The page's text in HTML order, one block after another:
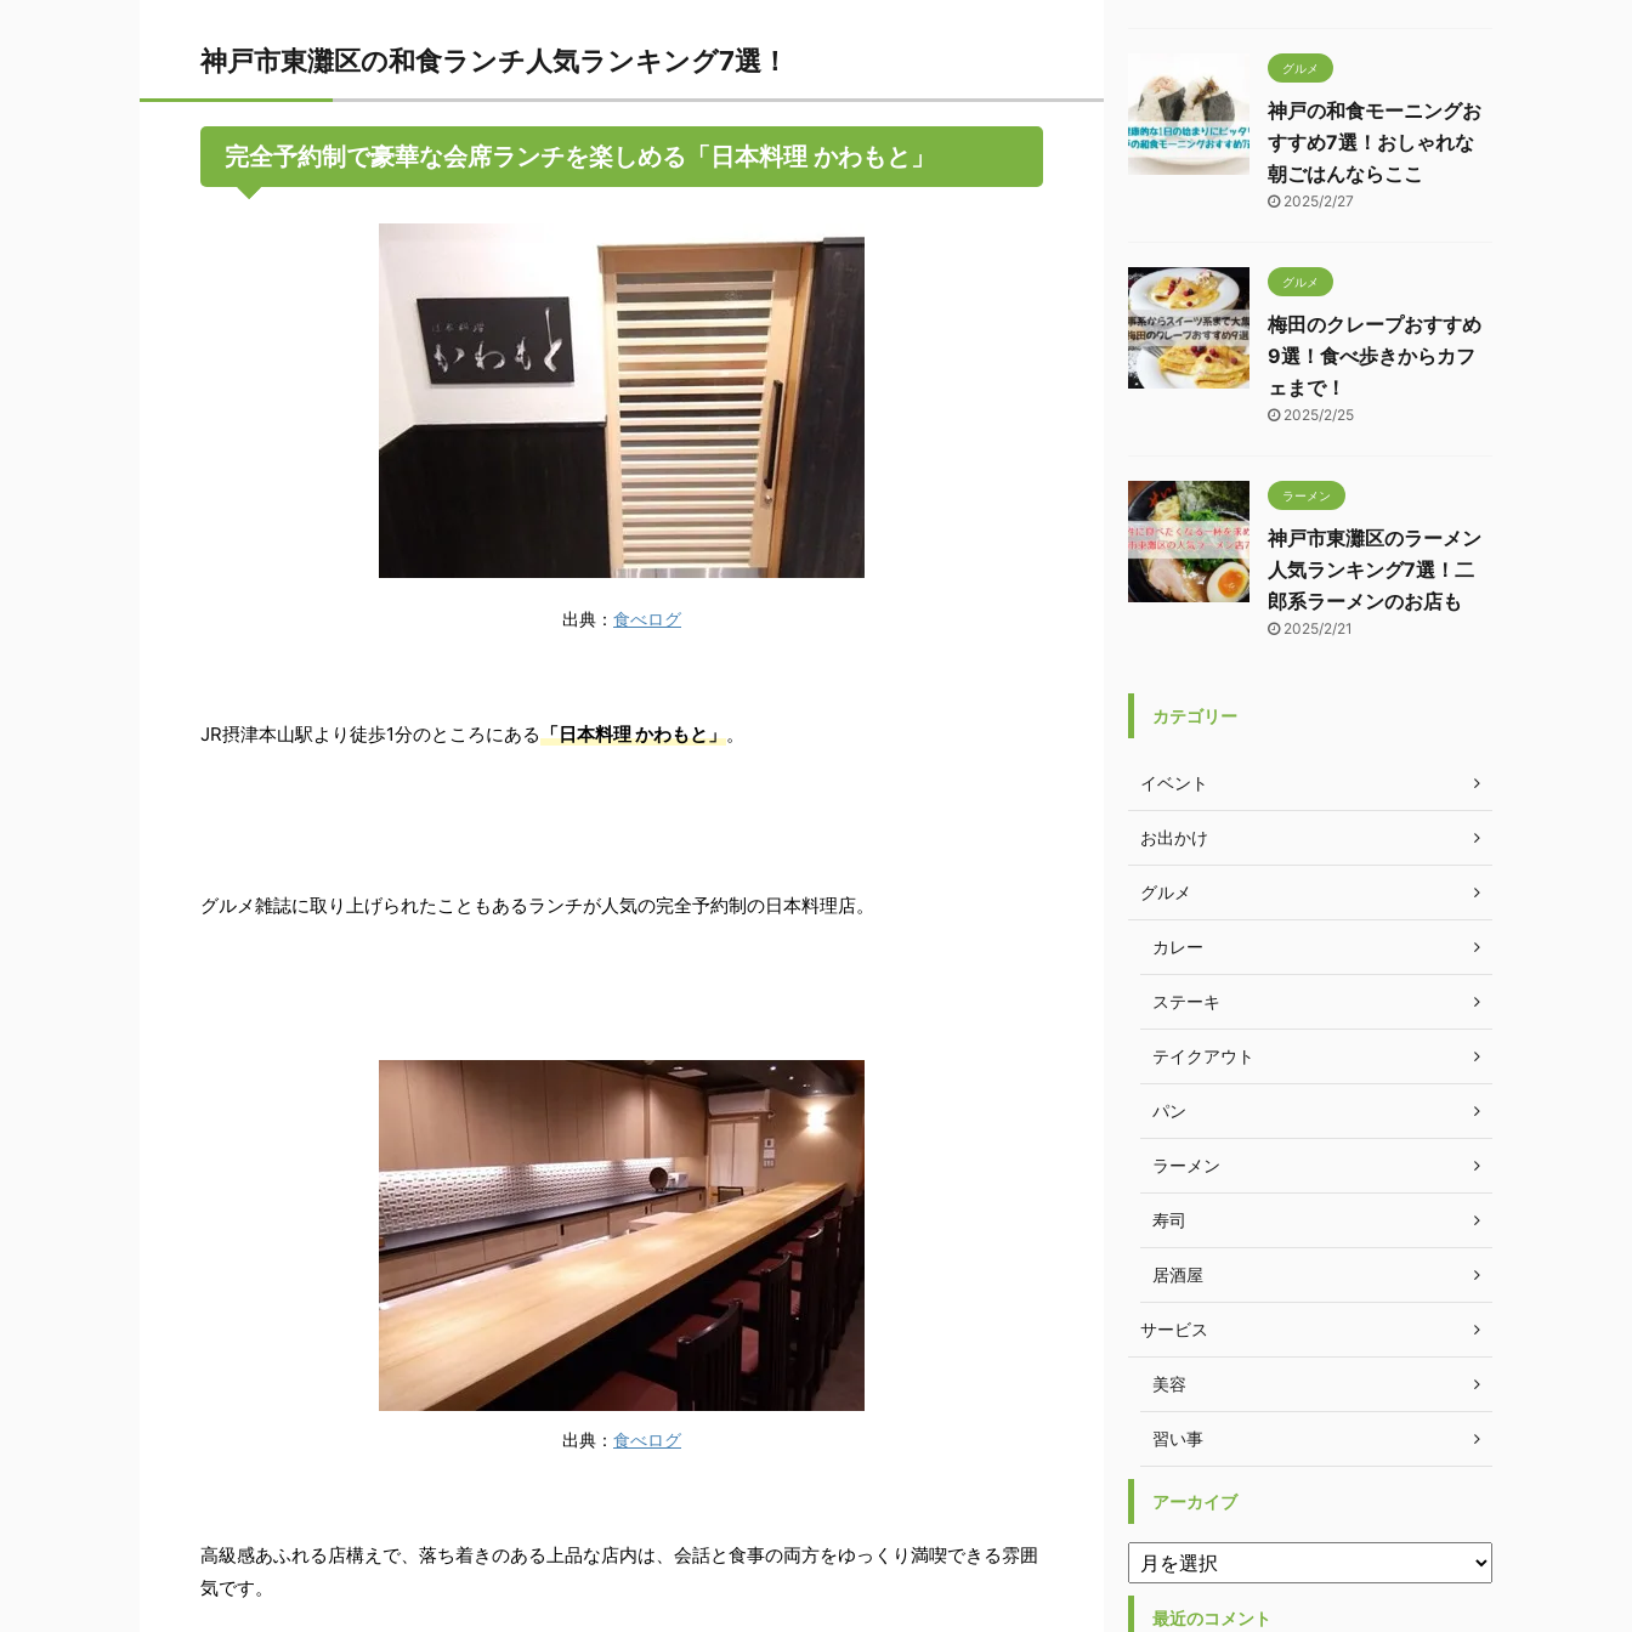
神戸市東灘区の和食ランチ人気ランキング7選！
完全予約制で豪華な会席ランチを楽しめる「日本料理 かわもと」
出典： 食べログ
JR摂津本山駅より徒歩1分のところにある「日本料理 かわもと」。
グルメ雑誌に取り上げられたこともあるランチが人気の完全予約制の日本料理店。
出典： 食べログ
高級感あふれる店構えで、落ち着きのある上品な店内は、会話と食事の両方をゆっくり満喫できる雰囲
気です。
グルメ
神戸の和食モーニングお
すすめ7選！おしゃれな
朝ごはんならここ
2025/2/27
グルメ
梅田のクレープおすすめ
9選！食べ歩きからカフ
ェまで！
2025/2/25
ラーメン
神戸市東灘区のラーメン
人気ランキング7選！二
郎系ラーメンのお店も
2025/2/21
カテゴリー
イベント
お出かけ
グルメ
カレー
ステーキ
テイクアウト
パン
ラーメン
寿司
居酒屋
サービス
美容
習い事
アーカイブ
最近のコメント